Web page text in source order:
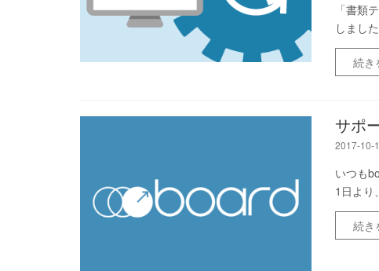
「書類
しました
続き
サポ
2017-10-
いつも
1日より
続き